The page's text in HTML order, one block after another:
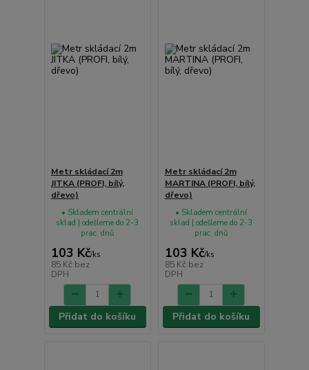
Metr skládací 2m
JITKA (PROFI, bílý,
dřevo)
103 Kč/ks
85 Kč bez
DPH
• Skladem centrální
sklad | odešleme do 2-3
prac. dnů
Přidat do košíku
Metr skládací 2m
MARTINA (PROFI, bílý,
dřevo)
103 Kč/ks
85 Kč bez
DPH
• Skladem centrální
sklad | odešleme do 2-3
prac. dnů
Přidat do košíku